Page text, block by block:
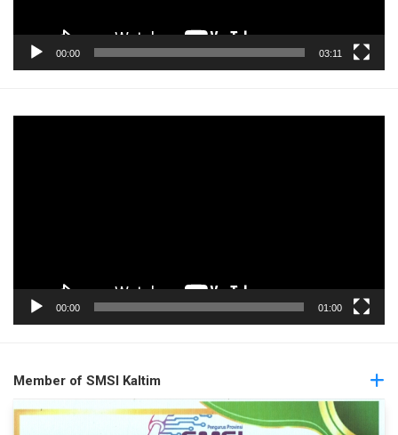
00:00 03:11
00:00 01:00
Member of SMSI Kaltim